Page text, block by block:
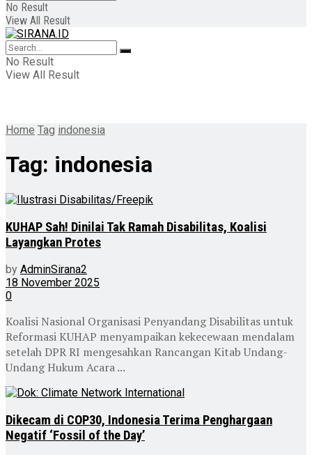
No Result
View All Result
No Result
View All Result
Home Tag indonesia
Tag: indonesia
KUHAP Sah! Dinilai Tak Ramah Disabilitas, Koalisi
Layangkan Protes
by AdminSirana2
18 November 2025
0
Koalisi Nasional Organisasi Penyandang Disabilitas untuk
Reformasi KUHAP menyampaikan kekecewaan mendalam
setelah DPR RI mengesahkan Rancangan Kitab Undang-
Undang Hukum Acara ...
Dikecam di COP30, Indonesia Terima Penghargaan
Negatif ‘Fossil of the Day’